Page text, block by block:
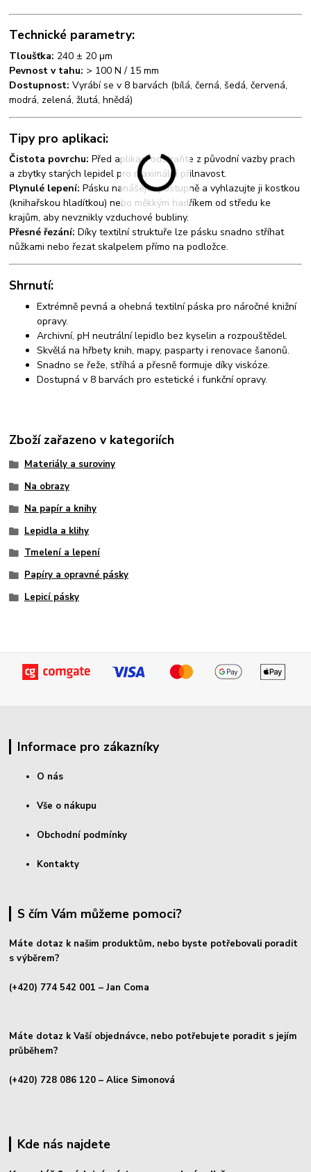
Technické parametry:
Tloušťka: 240 ± 20 μm
Pevnost v tahu: > 100 N / 15 mm
Dostupnost: Vyrábí se v 8 barvách (bílá, černá, šedá, červená,
modrá, zelená, žlutá, hnědá)
Tipy pro aplikaci:
Čistota povrchu: Před aplikací odstraňte z původní vazby prach
a zbytky starých lepidel pro maximální přilnavost.
Plynulé lepení: Pásku nanášejte postupně a vyhlazujte ji kostkou
(knihařskou hladítkou) nebo měkkým hadříkem od středu ke
krajům, aby nevznikly vzduchové bubliny.
Přesné řezání: Díky textilní struktuře lze pásku snadno stříhat
nůžkami nebo řezat skalpelem přímo na podložce.
Shrnutí:
Extrémně pevná a ohebná textilní páska pro náročné knižní
opravy.
Archivní, pH neutrální lepidlo bez kyselin a rozpouštědel.
Skvělá na hřbety knih, mapy, pasparty i renovace šanonů.
Snadno se řeže, stříhá a přesně formuje díky viskóze.
Dostupná v 8 barvách pro estetické i funkční opravy.
Zboží zařazeno v kategoriích
Materiály a suroviny
Na obrazy
Na papír a knihy
Lepidla a klihy
Tmelení a lepení
Papíry a opravné pásky
Lepicí pásky
Informace pro zákazníky
O nás
Vše o nákupu
Obchodní podmínky
Kontakty
S čím Vám můžeme pomoci?
Máte dotaz k našim produktům, nebo byste potřebovali poradit
s výběrem?
(+420) 774 542 001 – Jan Coma
Máte dotaz k Vaší objednávce, nebo potřebujete poradit s jejím
průběhem?
(+420) 728 086 120 – Alice Simonová
Kde nás najdete